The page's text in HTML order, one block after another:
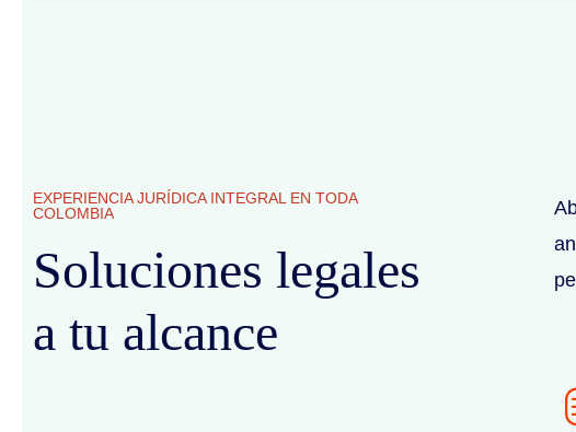
EXPERIENCIA JURÍDICA INTEGRAL EN TODA
COLOMBIA
Soluciones legales
a tu alcance